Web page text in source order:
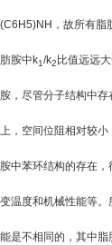
(C6H5)NH ，故所有
肪胺中 k1/k2 比值远远
胺，尽管分子结构中
上，空间位阻相对较
胺中苯环结构的存在
变温度和机械性能等
能是不相同的，其中脂